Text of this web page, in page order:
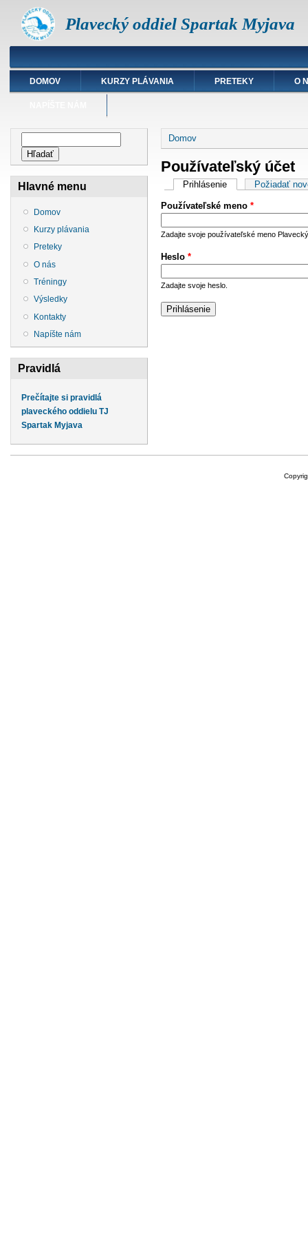
Plavecký oddiel Spartak Myjava
DOMOV KURZY PLÁVANIA PRETEKY O
Hlavné menu
Domov
Kurzy plávania
Preteky
O nás
Tréningy
Výsledky
Kontakty
Napíšte nám
Pravidlá
Prečítajte si pravidlá
plaveckého oddielu TJ
Spartak Myjava
Nachádzate sa tu
Domov
Používateľský účet
Primárne karty
Prihlásenie (aktívna karta)
Požiadať
Používateľské meno *
Zadajte svoje používateľské meno
Heslo *
Zadajte svoje heslo.